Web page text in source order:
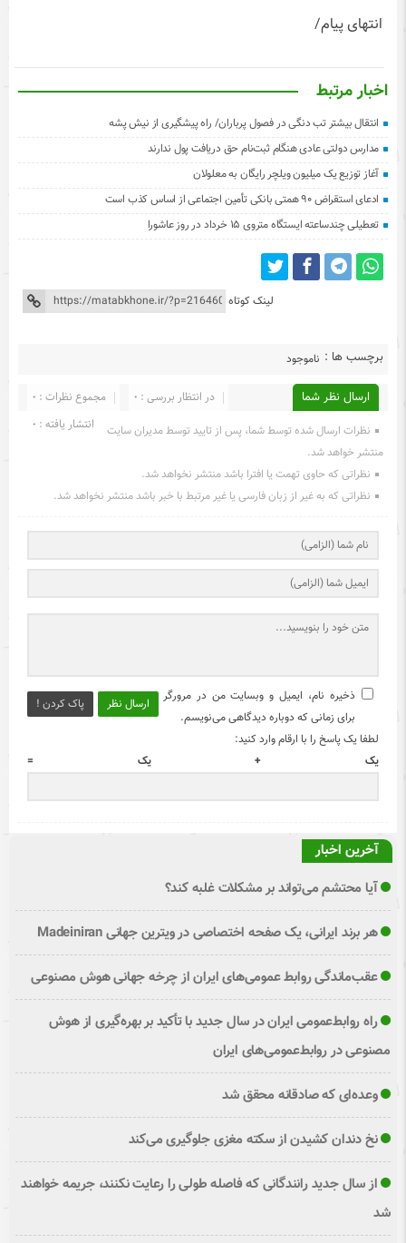
انتهای پیام/
اخبار مرتبط
انتقال بیشتر تب دنگی در فصول پرباران/ راه پیشگیری از نیش پشه
مدارس دولتی عادی هنگام ثبت‌نام حق دریافت پول ندارند
آغاز توزیع یک میلیون ویلچر رایگان به معلولان
ادعای استقراض ۹۰ همتی بانکی تأمین‌ اجتماعی از اساس کذب است
تعطیلی چندساعته ایستگاه متروی ۱۵ خرداد در روز عاشورا
لینک کوتاه
برچسب ها : ناموجود
ارسال نظر شما مجموع نظرات : 0
در انتظار بررسی : 0
انتشار یافته : 0
نظرات ارسال شده توسط شما، پس از تایید توسط مدیران سایت
منتشر خواهد شد.
نظراتی که حاوی تهمت یا افترا باشد منتشر نخواهد شد.
نظراتی که به غیر از زبان فارسی یا غیر مرتبط با خبر باشد منتشر نخواهد شد.
ارسال نظر پاک کردن !
ذخیره نام، ایمیل و وبسایت من در مرورگر
برای زمانی که دوباره دیدگاهی می‌نویسم.
لطفا یک پاسخ را با ارقام وارد کنید:
یک + یک =
آخرین اخبار
آیا محتشم می‌تواند بر مشکلات غلبه کند؟
هر برند ایرانی، یک صفحه اختصاصی در ویترین جهانی Madeiniran
عقب‌ماندگی روابط عمومی‌های ایران از چرخه جهانی هوش مصنوعی
راه روابط‌عمومی ایران در سال جدید با تأکید بر بهره‌گیری از هوش
مصنوعی در روابط‌عمومی‌های ایران
وعده‌ای که صادقانه محقق شد
نخ دندان کشیدن از سکته مغزی جلوگیری می‌کند
از سال جدید رانندگانی که فاصله طولی را رعایت نکنند، جریمه خواهند
شد